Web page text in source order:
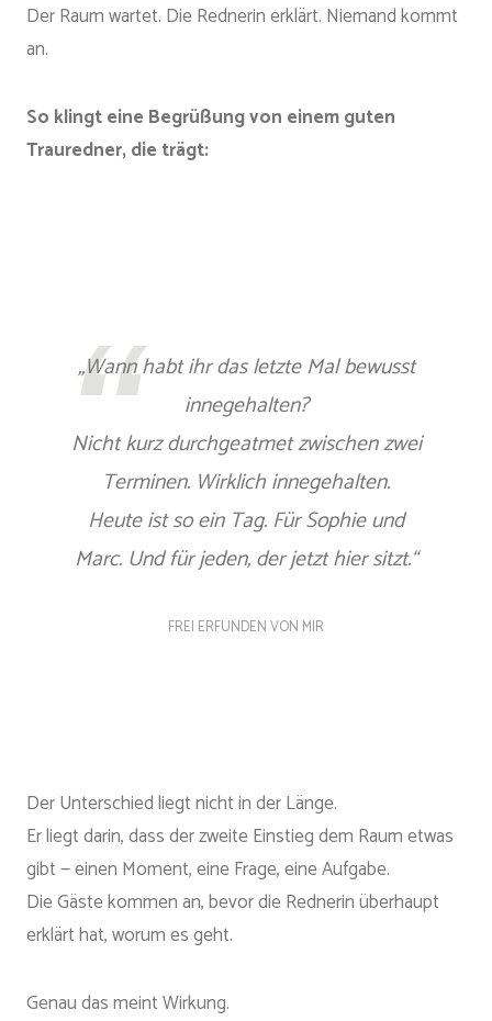
Der Raum wartet. Die Rednerin erklärt. Niemand kommt
an.
So klingt eine Begrüßung von einem guten
Trauredner, die trägt:
„Wann habt ihr das letzte Mal bewusst
innegehalten?
Nicht kurz durchgeatmet zwischen zwei
Terminen. Wirklich innegehalten.
Heute ist so ein Tag. Für Sophie und
Marc. Und für jeden, der jetzt hier sitzt.“
FREI ERFUNDEN VON MIR
Der Unterschied liegt nicht in der Länge.
Er liegt darin, dass der zweite Einstieg dem Raum etwas
gibt — einen Moment, eine Frage, eine Aufgabe.
Die Gäste kommen an, bevor die Rednerin überhaupt
erklärt hat, worum es geht.
Genau das meint Wirkung.